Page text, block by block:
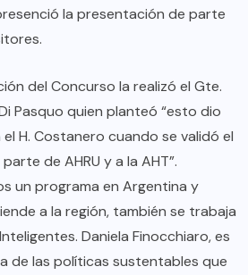
la presentación de parte
del Concurso la realizó el Gte.
Pasquo quien planteó “esto dio
H. Costanero cuando se validó el
de AHRU y a la AHT”.
un programa en Argentina y
a la región, también se trabaja
Daniela Finocchiaro, es
de las políticas sustentables que